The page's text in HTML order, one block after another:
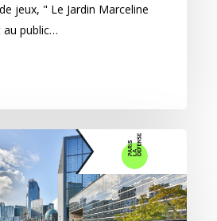
jeux, " Le Jardin Marceline
au public…